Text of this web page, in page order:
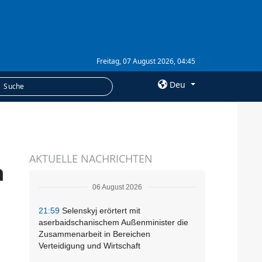
Freitag, 07 August 2026, 04:45
Deu
Abonnement
AKTUELLE NACHRICHTEN
06 August 2026
21:59 Selenskyj erörtert mit
aserbaidschanischem Außenminister die
Zusammenarbeit in Bereichen
Verteidigung und Wirtschaft